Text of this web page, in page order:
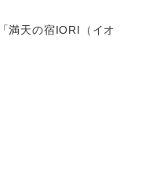
満天の宿IORI（イオ